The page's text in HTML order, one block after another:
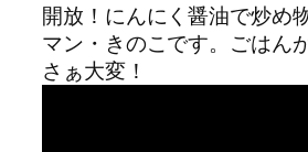
開放！にんにく醤油で炒め
マン・きのこです。ごはん
さぁ大変！